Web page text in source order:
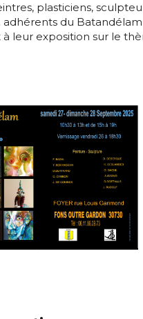
plasticiens,
adhérents du Batandélam
à leur exposition sur le